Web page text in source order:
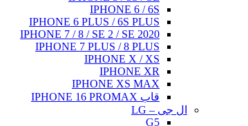
IPHONE 6 / 6S
IPHONE 6 PLUS / 6S PLUS
IPHONE 7 / 8 / SE 2 / SE 2020
IPHONE 7 PLUS / 8 PLUS
IPHONE X / XS
IPHONE XR
IPHONE XS MAX
قاب IPHONE 16 PROMAX
ال جی – LG
G5